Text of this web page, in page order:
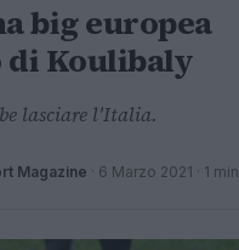
big europea
di Koulibaly
lasciare l'Italia.
Magazine · 6 Marzo 2021 · 1 min